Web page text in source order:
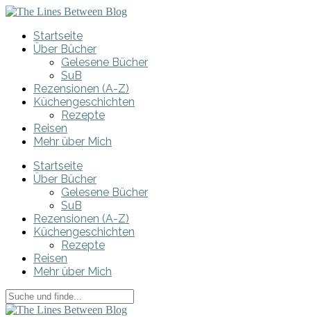
Startseite
Über Bücher
Gelesene Bücher
SuB
Rezensionen (A-Z)
Küchengeschichten
Rezepte
Reisen
Mehr über Mich
Startseite
Über Bücher
Gelesene Bücher
SuB
Rezensionen (A-Z)
Küchengeschichten
Rezepte
Reisen
Mehr über Mich